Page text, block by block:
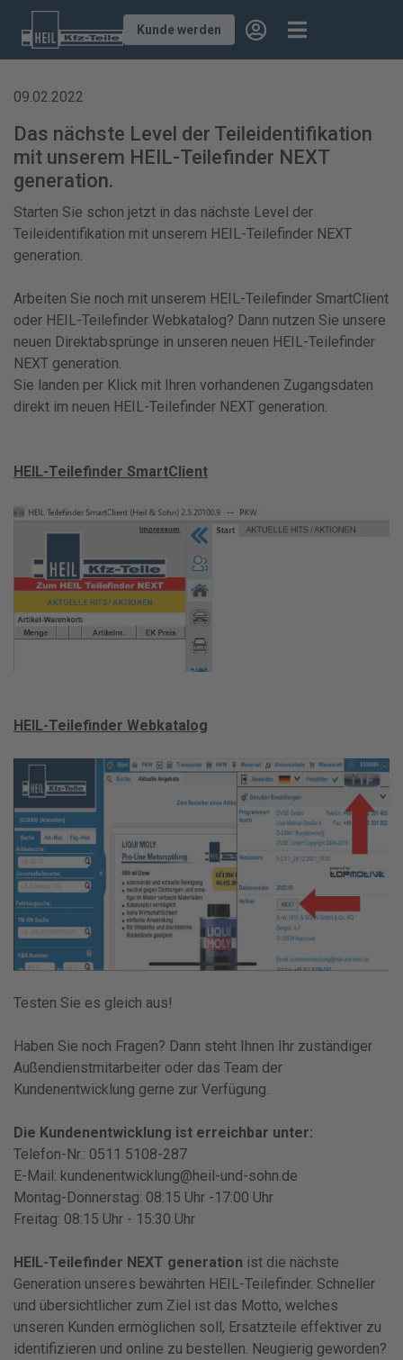
Kunde werden
09.02.2022
Das nächste Level der Teileidentifikation
mit unserem HEIL-Teilefinder NEXT
generation.
Starten Sie schon jetzt in das nächste Level der
Teileidentifikation mit unserem HEIL-Teilefinder NEXT
generation.
Arbeiten Sie noch mit unserem HEIL-Teilefinder SmartClient
oder HEIL-Teilefinder Webkatalog? Dann nutzen Sie unsere
neuen Direktabsprünge in unseren neuen HEIL-Teilefinder
NEXT generation.
Sie landen per Klick mit Ihren vorhandenen Zugangsdaten
direkt im neuen HEIL-Teilefinder NEXT generation.
HEIL-Teilefinder SmartClient
HEIL-Teilefinder Webkatalog
Testen Sie es gleich aus!
Haben Sie noch Fragen? Dann steht Ihnen Ihr zuständiger
Außendienstmitarbeiter oder das Team der
Kundenentwicklung gerne zur Verfügung.
Die Kundenentwicklung ist erreichbar unter:
Telefon-Nr.: 0511 5108-287
E-Mail: kundenentwicklung@heil-und-sohn.de
Montag-Donnerstag: 08:15 Uhr -17:00 Uhr
Freitag: 08:15 Uhr - 15:30 Uhr
HEIL-Teilefinder NEXT generation ist die nächste
Generation unseres bewährten HEIL-Teilefinder. Schneller
und übersichtlicher zum Ziel ist das Motto, welches
unseren Kunden ermöglichen soll, Ersatzteile effektiver zu
identifizieren und online zu bestellen. Neugierig geworden?